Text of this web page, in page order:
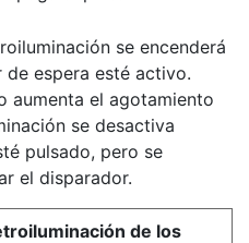
se encenderá
espera esté activo.
aumenta el agotamiento
se desactiva
pulsado, pero se
el disparador.
de los